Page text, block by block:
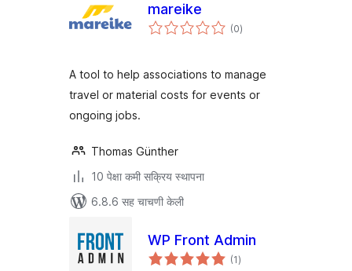
mareike
(0एकूण
मूल्यांकन
)
A tool to help associations to manage
travel or material costs for events or
ongoing jobs.
Thomas Günther
10 पेक्षा कमी सक्रिय स्थापना
6.8.6 सह चाचणी केली
WP Front Admin
(1एकूण
मूल्यांकन
)